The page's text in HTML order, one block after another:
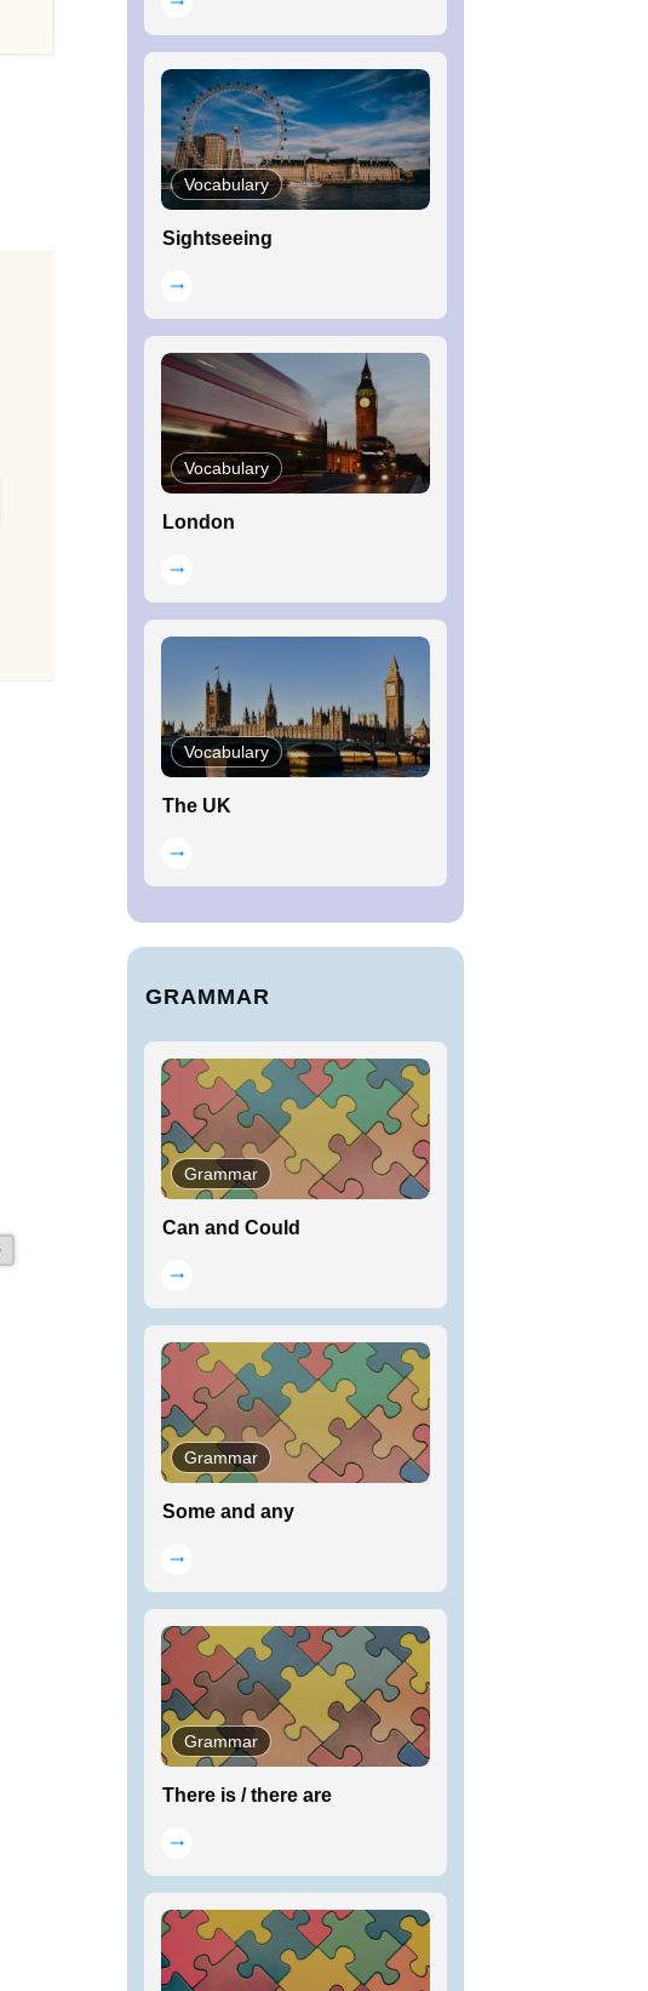
Vocabulary
Sightseeing
Vocabulary
London
Vocabulary
The UK
GRAMMAR
Grammar
Can and Could
Grammar
Some and any
Grammar
There is / there are